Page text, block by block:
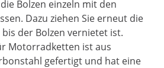
Bolzen einzeln mit den
Dazu ziehen Sie erneut die
der Bolzen vernietet ist.
Motorradketten ist aus
gefertigt und hat eine